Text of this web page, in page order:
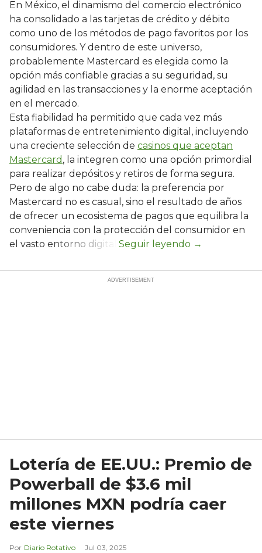
En México, el dinamismo del comercio electrónico
ha consolidado a las tarjetas de crédito y débito
como uno de los métodos de pago favoritos por los
consumidores. Y dentro de este universo,
probablemente Mastercard es elegida como la
opción más confiable gracias a su seguridad, su
agilidad en las transacciones y la enorme aceptación
en el mercado.
Esta fiabilidad ha permitido que cada vez más
plataformas de entretenimiento digital, incluyendo
una creciente selección de casinos que aceptan
Mastercard , la integren como una opción primordial
para realizar depósitos y retiros de forma segura.
Pero de algo no cabe duda: la preferencia por
Mastercard no es casual, sino el resultado de años
de ofrecer un ecosistema de pagos que equilibra la
conveniencia con la protección del consumidor en
el vasto entorno digital.
Lotería de EE.UU.: Premio de
Powerball de $3.6 mil
millones MXN podría caer
este viernes
Diario Rotativo Jul 03, 2025